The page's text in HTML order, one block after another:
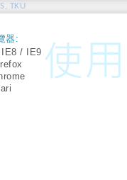
TKU
器:
/ IE9